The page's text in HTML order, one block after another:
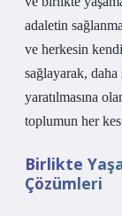
adaletin
ve herkesin
sağlayarak,
yaratılmasına
toplumun her
Birlikte
Çözümleri